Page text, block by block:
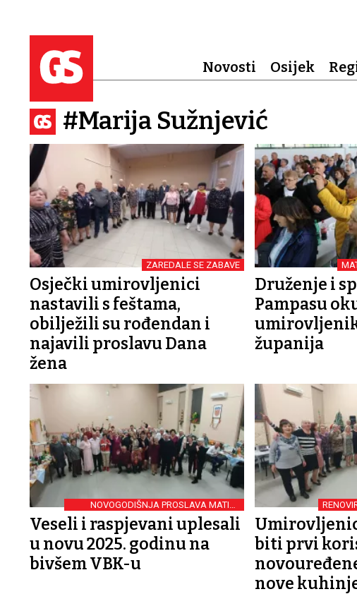
Novosti Osijek
#Marija Sužnjević
ZAREDALE SE ZABAVE
Osječki umirovljenici
nastavili s feštama,
obilježili su rođendan i
najavili proslavu Dana
žena
Druženje i
Pampasu
županija
NOVOGODIŠNJA PROSLAVA MATICE
UMIROVLJENIKA
Veseli i raspjevani uplesali
u novu 2025. godinu na
bivšem VBK-u
biti prvi
nove